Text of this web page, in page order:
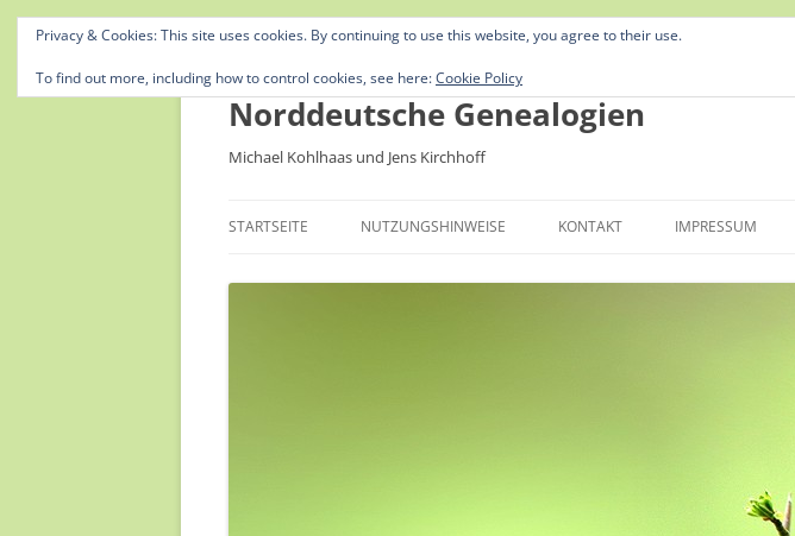
Norddeutsche Genealogien
Michael Kohlhaas und Jens Kirchhoff
STARTSEITE NUTZUNGSHINWEISE KONTAKT IMPRESSUM
Privacy & Cookies: This site uses cookies. By continuing to use this website, you agree to their use.
To find out more, including how to control cookies, see here:Cookie Policy